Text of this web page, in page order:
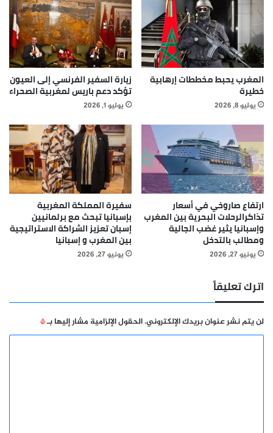
المغرب يحبط مخططات إرهابية
خطيرة
يوليو 8, 2026
زيارة السفير الفرنسي إلى العيون
تؤكد دعم باريس لمغربية الصحراء
يوليو 1, 2026
ارتفاع صاروخي في أسعار
تذاكرالرحلات البحرية بين المغرب
وإسبانيا يثير غضب الجالية
ومطالب بالتدخل
يونيو 27, 2026
سفيرة المملكة المغربية
بإسبانيا تبحث مع برلمانيين
إسبان تعزيز الشراكة الاستراتيجية
بين المغرب و إسبانيا
يونيو 27, 2026
اترك تعليقاً
لن يتم نشر عنوان بريدك الإلكتروني.الحقول الإلزامية مشار إليها بـ*